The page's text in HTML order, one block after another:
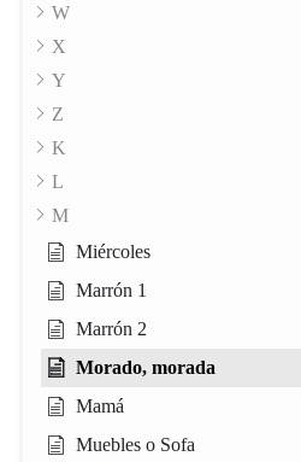
W
X
Y
Z
K
L
M
Miércoles
Marrón 1
Marrón 2
Morado, morada
Mamá
Muebles o Sofa